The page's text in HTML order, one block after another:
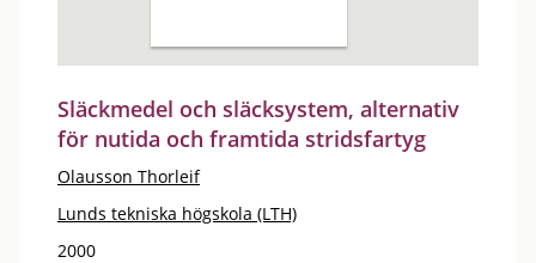
Släckmedel och släcksystem, alternativ
för nutida och framtida stridsfartyg
Olausson Thorleif
Lunds tekniska högskola (LTH)
2000